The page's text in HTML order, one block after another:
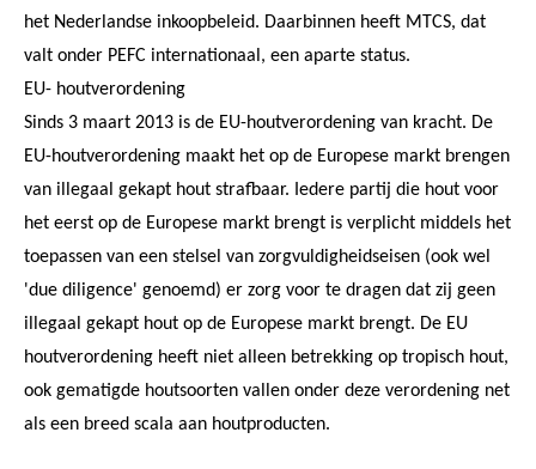
het Nederlandse inkoopbeleid. Daarbinnen heeft MTCS, dat
valt onder PEFC internationaal, een aparte status.
EU- houtverordening
Sinds 3 maart 2013 is de EU-houtverordening van kracht. De
EU-houtverordening maakt het op de Europese markt brengen
van illegaal gekapt hout strafbaar. Iedere partij die hout voor
het eerst op de Europese markt brengt is verplicht middels het
toepassen van een stelsel van zorgvuldigheidseisen (ook wel
'due diligence' genoemd) er zorg voor te dragen dat zij geen
illegaal gekapt hout op de Europese markt brengt. De EU
houtverordening heeft niet alleen betrekking op tropisch hout,
ook gematigde houtsoorten vallen onder deze verordening net
als een breed scala aan houtproducten.